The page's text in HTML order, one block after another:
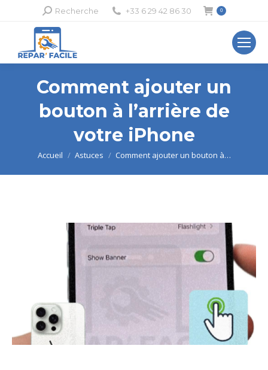
Recherche
Recherche +33 6 29 42 86 30 0
Comment ajouter un
bouton à l’arrière de
votre iPhone
Vous êtes ici :
Accueil Astuces Comment ajouter un bouton à…